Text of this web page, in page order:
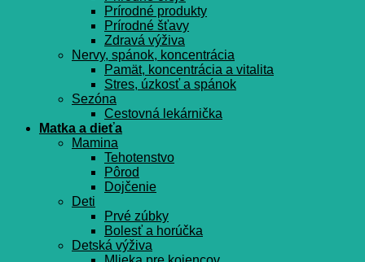
Prírodné produkty
Prírodné šťavy
Zdravá výživa
Nervy, spánok, koncentrácia
Pamät, koncentrácia a vitalita
Stres, úzkosť a spánok
Sezóna
Cestovná lekárnička
Matka a dieťa
Mamina
Tehotenstvo
Pôrod
Dojčenie
Deti
Prvé zúbky
Bolesť a horúčka
Detská výživa